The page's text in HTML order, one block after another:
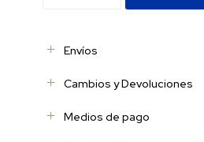
Envíos
Cambios y Devoluciones
Medios de pago